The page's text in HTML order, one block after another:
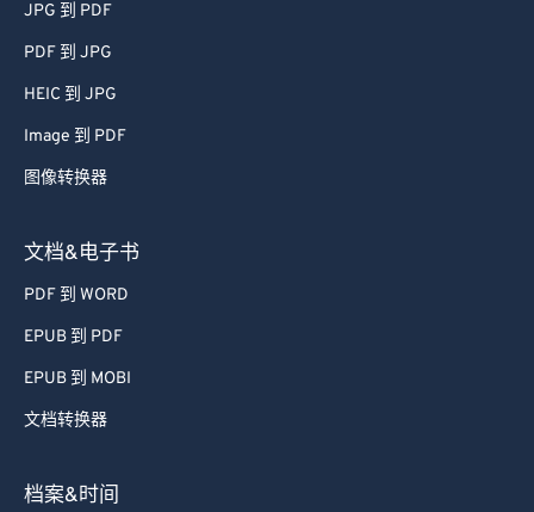
JPG 到 PDF
PDF 到 JPG
HEIC 到 JPG
Image 到 PDF
图像转换器
文档&电子书
PDF 到 WORD
EPUB 到 PDF
EPUB 到 MOBI
文档转换器
档案&时间